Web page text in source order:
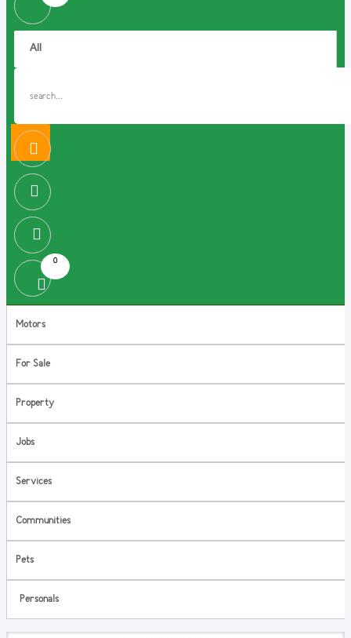
0
Motors
For Sale
Property
Jobs
Services
Communities
Pets
Personals